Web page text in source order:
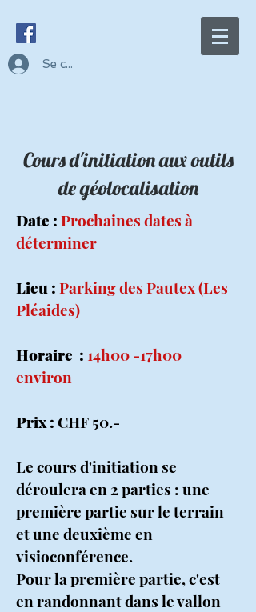
Se connecter
Cours d'initiation aux outils
de géolocalisation
Date :Prochaines dates à
déterminer
Lieu :Parking des Pautex (Les
Pléaides)
Horaire :14h00 -17h00
environ
Prix :CHF 50.-
Le cours d'initiation se
déroulera en 2 parties : une
première partie sur le terrain
et une deuxième en
visioconférence.
Pour la première partie, c'est
en randonnant dans le vallon